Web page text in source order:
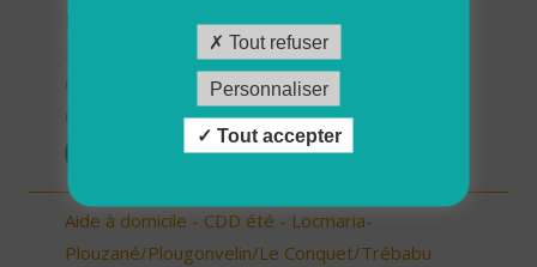
Plouarzel/Ploumoguer (H/F)
Aide à domicile - CDD été - Locmaria-
Plouzané/Plougonvelin/Le Conquet/Trébabu
Tout refuser
Personnaliser
Tout accepter